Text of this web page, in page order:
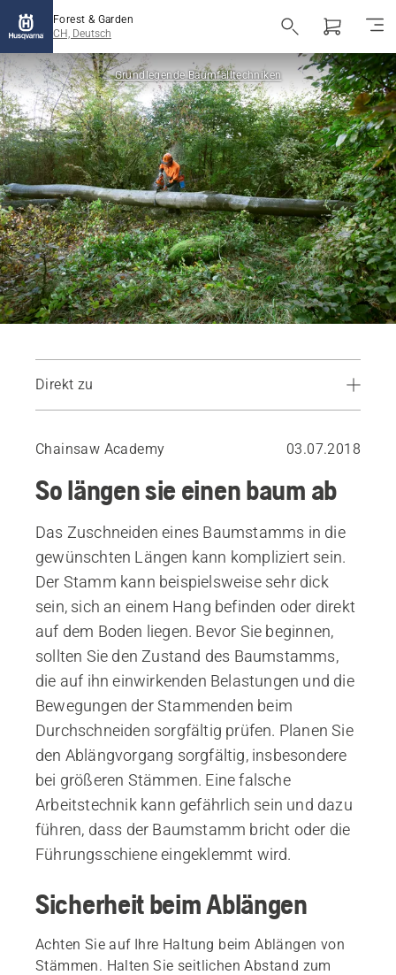
Forest & Garden
CH, Deutsch
Grundlegende Baumfälltechniken
Direkt zu
Druckspannung von oben
Druckspannung von unten
Chainsaw Academy 03.07.2018
So längen sie einen baum ab
Das Zuschneiden eines Baumstamms in die
gewünschten Längen kann kompliziert sein.
Der Stamm kann beispielsweise sehr dick
sein, sich an einem Hang befinden oder direkt
auf dem Boden liegen. Bevor Sie beginnen,
sollten Sie den Zustand des Baumstamms,
die auf ihn einwirkenden Belastungen und die
Bewegungen der Stammenden beim
Durchschneiden sorgfältig prüfen. Planen Sie
den Ablängvorgang sorgfältig, insbesondere
bei größeren Stämmen. Eine falsche
Arbeitstechnik kann gefährlich sein und dazu
führen, dass der Baumstamm bricht oder die
Führungsschiene eingeklemmt wird.
Sicherheit beim Ablängen
Achten Sie auf Ihre Haltung beim Ablängen von
Stämmen. Halten Sie seitlichen Abstand zum